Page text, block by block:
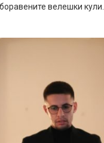
велешки кули.